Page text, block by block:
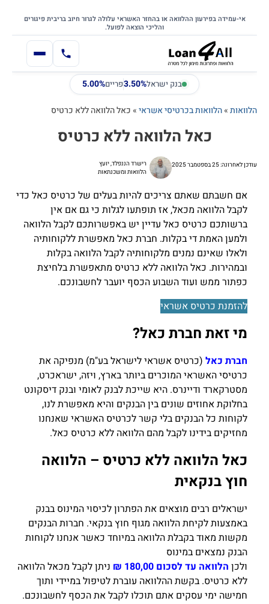
לתוכן
דלג לתוכן הראשי
אי-עמידה בפירעון ההלוואה או בהחזר האשראי עלולה לגרור חיוב בריבית פיגורים
והליכי הוצאה לפועל.
בנק ישראל3.50%פריים5.00%
הלוואות»הלוואות בכרטיסי אשראי»כאל הלוואה ללא כרטיס
כאל הלוואה ללא כרטיס
עודכן לאחרונה: 25 בספטמבר 2025
רישרד הננפלד, יועץ
הלוואות ומשכנתאות
אם חשבתם שאתם צריכים להיות בעלים של כרטיס כאל כדי
לקבל הלוואה מכאל, אז תופתעו לגלות כי גם אם אין
ברשותכם כרטיס כאל עדיין יש באפשרותכם לקבל הלוואה
ולמען האמת די בקלות. חברת כאל מאפשרת ללקוחותיה
ולאלו שאינם נמנים מלקוחותיה לקבל הלוואה בקלות
ובמהירות. כאל הלוואה ללא כרטיס מתאפשרת בלחיצת
כפתור ממש ועוד השבוע הכסף יועבר לחשבונכם.
להזמנת כרטיס אשראי
מי זאת חברת כאל?
חברת כאל (כרטיס אשראי לישראל בע"מ) מנפיקה את
כרטיסי האשראי המוכרים ביותר בארץ, ויזה, ישראכרט,
מסטרקארד ודיינרס. היא שייכת לבנק לאומי ובנק דיסקונט
בחלוקת אחוזים שונים בין הבנקים והיא מאפשרת לנו,
לקוחות כל הבנקים בלי קשר לכרטיס האשראי שאנחנו
מחזיקים בידינו לקבל מהם הלוואה ללא כרטיס כאל.
כאל הלוואה ללא כרטיס – הלוואה
חוץ בנקאית
ישראלים רבים מוצאים את הפתרון לכיסוי המינוס בבנק
באמצעות לקיחת הלוואה מגוף חוץ בנקאי. חברות הבנקים
מקשות מאוד בקבלת הלוואה במיוחד כאשר אנחנו לקוחות
הבנק נמצאים במינוס
ולכן הלוואה עד לסכום 180,00 ₪
ניתן לקבל מכאל הלוואה
ללא כרטיס. בקשת ההלוואה עוברת לטיפול במיידי ותוך
חמישה ימי עסקים אתם תוכלו לקבל את הכסף לחשבונכם.